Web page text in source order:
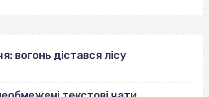
вогонь дістався лісу